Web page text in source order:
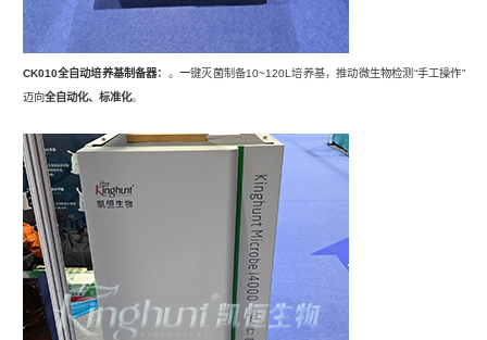
CK010全自动培养基制备器： 。 一键灭菌制备10~120L培养基，推动微生物检测“手工操作”
迈向全自动化、标准化。